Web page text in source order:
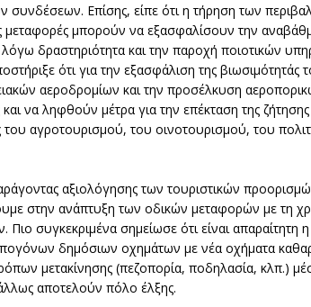
συνδέσεων. Επίσης, είπε ότι η τήρηση των
μεταφορές μπορούν να εξασφαλίσουν την
δραστηριότητα και την παροχή ποιοτικών
ότι για την εξασφάλιση της
αεροδρομίων και την προσέλκυση
να ληφθούν μέτρα για την επέκταση της
αγροτουρισμού, του οινοτουρισμού, του
αξιολόγησης των τουριστικών
στην ανάπτυξη των οδικών μεταφορών με τη
συγκεκριμένα σημείωσε ότι είναι
δημόσιων οχημάτων με νέα οχήματα
μετακίνησης (πεζοπορία, ποδηλασία, κλπ.)
αποτελούν πόλο έλξης.